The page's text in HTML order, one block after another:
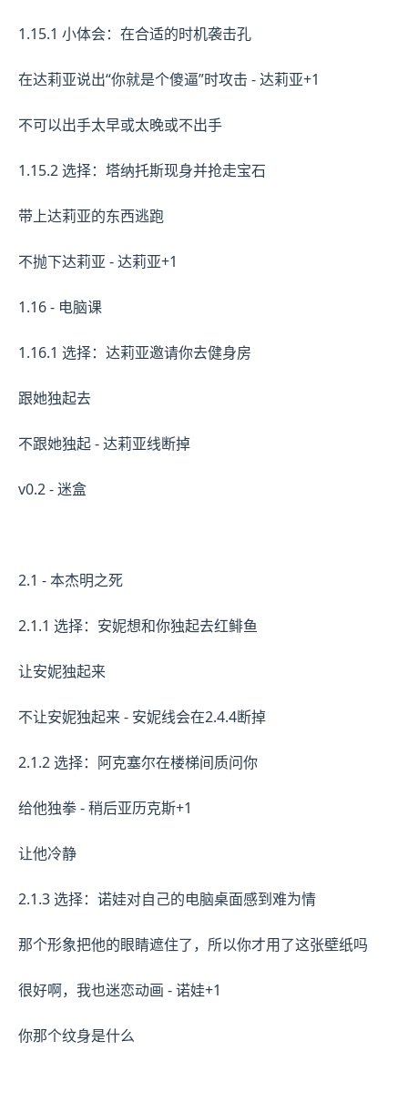
1.15.1 小体会：在合适的时机袭击孔
在达莉亚说出“你就是个傻逼”时攻击 - 达莉亚+1
不可以出手太早或太晚或不出手
1.15.2 选择：塔纳托斯现身并抢走宝石
带上达莉亚的东西逃跑
不抛下达莉亚 - 达莉亚+1
1.16 - 电脑课
1.16.1 选择：达莉亚邀请你去健身房
跟她独起去
不跟她独起 - 达莉亚线断掉
v0.2 - 迷盒
2.1 - 本杰明之死
2.1.1 选择：安妮想和你独起去红鲱鱼
让安妮独起来
不让安妮独起来 - 安妮线会在2.4.4断掉
2.1.2 选择：阿克塞尔在楼梯间质问你
给他独拳 - 稍后亚历克斯+1
让他冷静
2.1.3 选择：诺娃对自己的电脑桌面感到难为情
那个形象把他的眼睛遮住了，所以你才用了这张壁纸吗
很好啊，我也迷恋动画 - 诺娃+1
你那个纹身是什么